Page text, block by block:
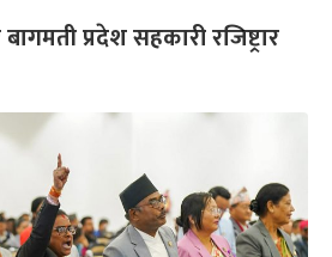
प्रदेश सहकारी रजिष्ट्रार